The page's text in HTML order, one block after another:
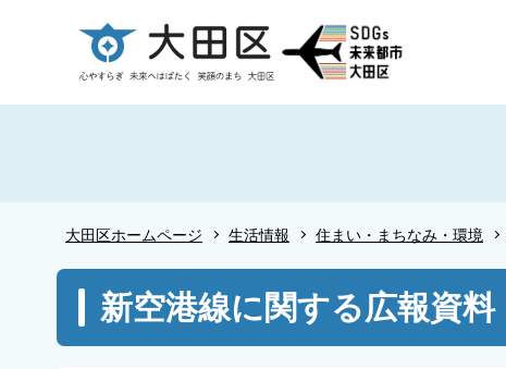
ー
大田区ホームページ 生活情報 住まい・まちなみ・環境
こ
新空港線に関する広報資料